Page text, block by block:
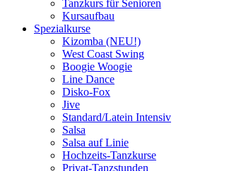
Tanzkurs für Senioren
Kursaufbau
Spezialkurse
Kizomba (NEU!)
West Coast Swing
Boogie Woogie
Line Dance
Disko-Fox
Jive
Standard/Latein Intensiv
Salsa
Salsa auf Linie
Hochzeits-Tanzkurse
Privat-Tanzstunden